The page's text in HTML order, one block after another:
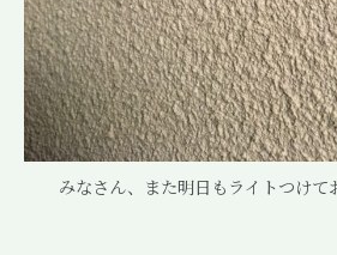
みなさん、また明日もライトつけて